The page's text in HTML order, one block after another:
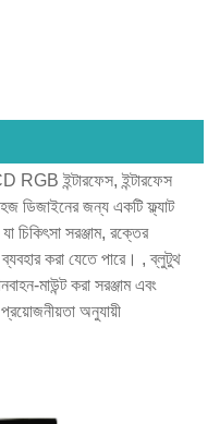
ইন্টারফেস, ইন্টারফেস
ডিজাইনের জন্য একটি ফ্ল্যাট
সরঞ্জাম, রক্তের
ব্যবহার করা যেতে পারে। , ব্লুটুথ
মাউন্ট করা সরঞ্জাম এবং
অনুযায়ী